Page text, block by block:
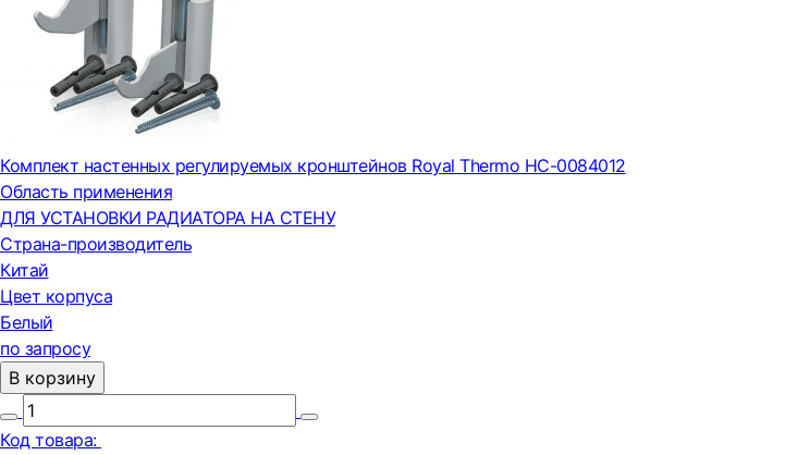
Комплект настенных регулируемых кронштейнов Royal Thermo НС-0084012
Область применения
ДЛЯ УСТАНОВКИ РАДИАТОРА НА СТЕНУ
Страна-производитель
Китай
Цвет корпуса
Белый
по запросу
В корзину
Код товара: